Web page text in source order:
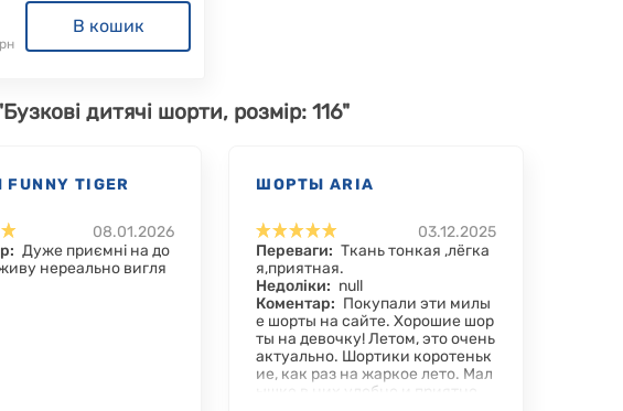
В кошик
дитячі шорти, розмір: 116"
TIGER
08.01.2026
Дуже приємні на до
нереально вигля
ШОРТЫ ARIA
03.12.2025
Переваги: Ткань тонкая ,лёгка
я,приятная.
Недоліки: null
Коментар: Покупали эти милы
е шорты на сайте. Хорошие шор
ты на девочку! Летом, это очень
актуально. Шортики коротеньк
ие, как раз на жаркое лето. Мал
ышке в них удобно и приятно.